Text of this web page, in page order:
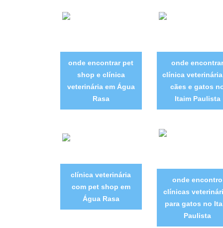
onde encontrar pet
shop e clínica
veterinária em Água
Rasa
onde encontrar
clínica
cães e gatos
Itaim Paulista
clínica veterinária
com pet shop em
Água Rasa
onde encontro
clínicas
para gatos no
Paulista